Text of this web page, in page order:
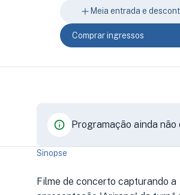
Meia entrada e
Comprar ingressos
Programação ainda não
Sinopse
Filme de concerto capturando a